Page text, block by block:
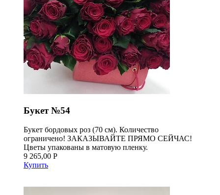
Букет №54
Букет бордовых роз (70 см). Количество
ограничено! ЗАКАЗЫВАЙТЕ ПРЯМО СЕЙЧАС!
Цветы упакованы в матовую пленку.
9 265,00 Р
Купить